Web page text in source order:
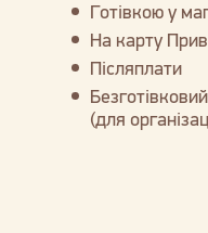
Готівкою у
На карту
Післяплати
(для